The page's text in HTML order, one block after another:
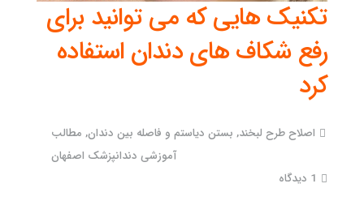
تکنیک هایی که می توانید برای
رفع شکاف های دندان استفاده
کرد
اصلاح طرح لبخند, بستن دیاستم و فاصله بین دندان, مطالب
آموزشی دندانپزشک اصفهان
1 دیدگاه